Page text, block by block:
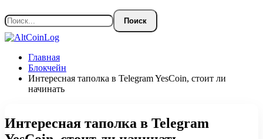
Главная
Блокчейн
Интересная таполка в Telegram YesCoin, стоит ли
начинать
Интересная таполка в Telegram